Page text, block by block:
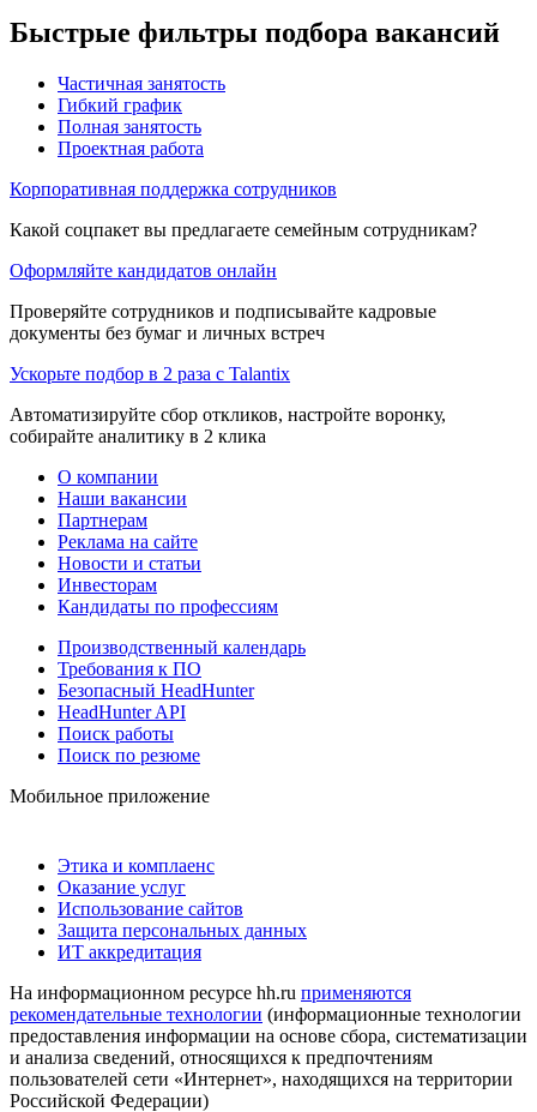
Быстрые фильтры подбора вакансий
Частичная занятость
Гибкий график
Полная занятость
Проектная работа
Корпоративная поддержка сотрудников
Какой соцпакет вы предлагаете семейным сотрудникам?
Оформляйте кандидатов онлайн
Проверяйте сотрудников и подписывайте кадровые
документы без бумаг и личных встреч
Ускорьте подбор в 2 раза с Talantix
Автоматизируйте сбор откликов, настройте воронку,
собирайте аналитику в 2 клика
О компании
Наши вакансии
Партнерам
Реклама на сайте
Новости и статьи
Инвесторам
Кандидаты по профессиям
Производственный календарь
Требования к ПО
Безопасный HeadHunter
HeadHunter API
Поиск работы
Поиск по резюме
Мобильное приложение
Этика и комплаенс
Оказание услуг
Использование сайтов
Защита персональных данных
ИТ аккредитация
На информационном ресурсе hh.ru применяются
рекомендательные технологии (информационные технологии
предоставления информации на основе сбора, систематизации
и анализа сведений, относящихся к предпочтениям
пользователей сети «Интернет», находящихся на территории
Российской Федерации)